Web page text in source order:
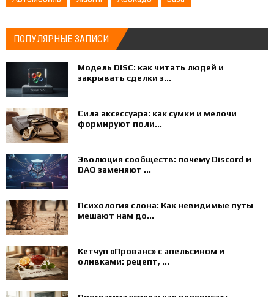
ПОПУЛЯРНЫЕ ЗАПИСИ
Модель DISC: как читать людей и
закрывать сделки з...
Сила аксессуара: как сумки и мелочи
формируют поли...
Эволюция сообществ: почему Discord и
DAO заменяют ...
Психология слона: Как невидимые путы
мешают нам до...
Кетчуп «Прованс» с апельсином и
оливками: рецепт, ...